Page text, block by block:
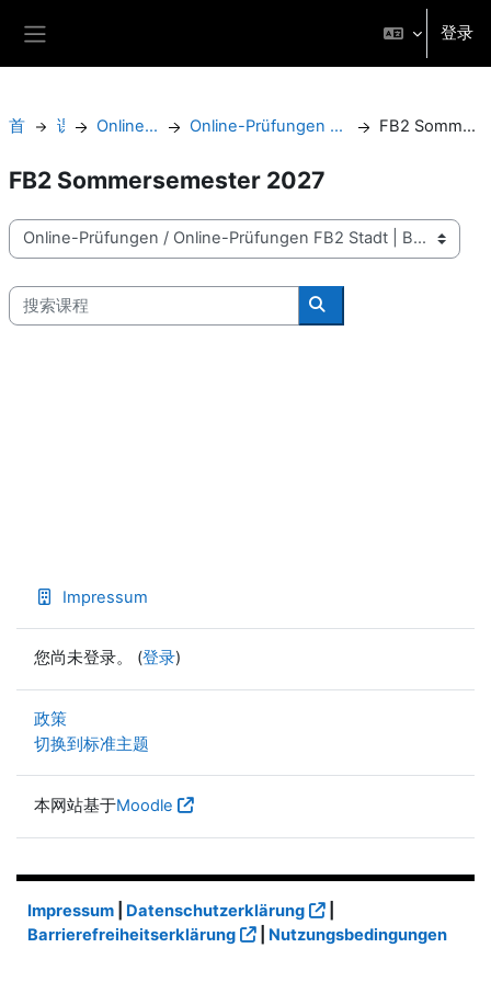
登录
首页 课程 Online-Prüfungen Online-Prüfungen FB2 Stadt | Bau | Kultur FB2 Sommersemester 2027
FB2 Sommersemester 2027
课程类别
搜索课程
搜索课程
Impressum
您尚未登录。 (登录)
政策
切换到标准主题
本网站基于Moodle
Impressum Datenschutzerklärung
Barrierefreiheitserklärung
Nutzungsbedingungen